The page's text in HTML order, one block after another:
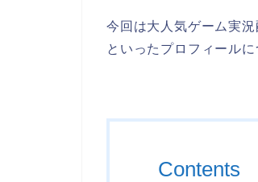
今回は大人気ゲーム実
といったプロフィール
Contents